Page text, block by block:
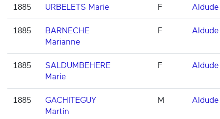
1885 URBELETS Marie F Aldude
1885
BARNECHE
Marianne
F Aldude
1885
SALDUMBEHERE
Marie
F Aldude
1885
GACHITEGUY
Martin
M Aldude